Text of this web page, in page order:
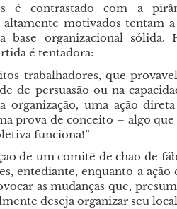
é contrastado com a
altamente motivados tentam
base organizacional
é tentadora:
trabalhadores, que
de persuasão ou na
organização, uma ação
prova de conceito – algo
funciona!”
de um comitê de chão de
entediante, enquanto a
as mudanças que,
deseja organizar seu